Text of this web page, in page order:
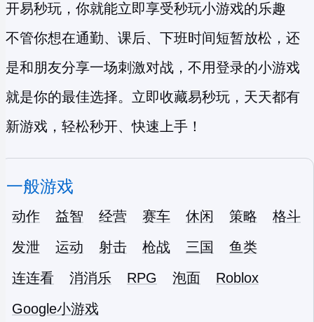
开易秒玩，你就能立即享受秒玩小游戏的乐趣
不管你想在通勤、课后、下班时间短暂放松，还
是和朋友分享一场刺激对战，不用登录的小游戏
就是你的最佳选择。立即收藏易秒玩，天天都有
新游戏，轻松秒开、快速上手！
一般游戏
动作 益智 经营 赛车 休闲 策略
格斗
发泄
运动 射击 枪战 三国
鱼类
连连看
消消乐 RPG 泡面
Roblox
Google小游戏